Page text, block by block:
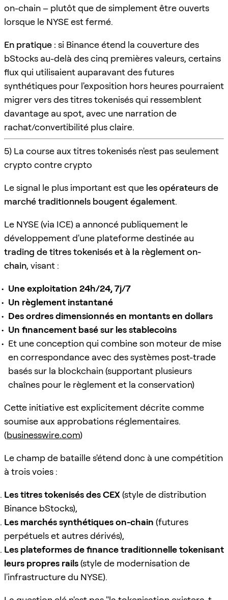
on-chain – plutôt que de simplement être ouverts
lorsque le NYSE est fermé.
En pratique : si Binance étend la couverture des
bStocks au-delà des cinq premières valeurs, certains
flux qui utilisaient auparavant des futures
synthétiques pour l'exposition hors heures pourraient
migrer vers des titres tokenisés qui ressemblent
davantage au spot, avec une narration de
rachat/convertibilité plus claire.
5) La course aux titres tokenisés n'est pas seulement
crypto contre crypto
Le signal le plus important est que les opérateurs de
marché traditionnels bougent également.
Le NYSE (via ICE) a annoncé publiquement le
développement d'une plateforme destinée au
trading de titres tokenisés et à la règlement on-
chain, visant :
Une exploitation 24h/24, 7j/7
Un règlement instantané
Des ordres dimensionnés en montants en dollars
Un financement basé sur les stablecoins
Et une conception qui combine son moteur de mise
en correspondance avec des systèmes post-trade
basés sur la blockchain (supportant plusieurs
chaînes pour le règlement et la conservation)
Cette initiative est explicitement décrite comme
soumise aux approbations réglementaires.
(businesswire.com)
Le champ de bataille s'étend donc à une compétition
à trois voies :
Les titres tokenisés des CEX(style de distribution
Binance bStocks),
Les marchés synthétiques on-chain (futures
perpétuels et autres dérivés),
Les plateformes de finance traditionnelle tokenisant
leurs propres rails(style de modernisation de
l'infrastructure du NYSE).